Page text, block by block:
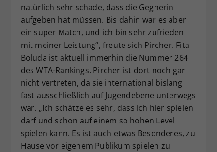
natürlich sehr schade, dass die Gegnerin
aufgeben hat müssen. Bis dahin war es aber
ein super Match, und ich bin sehr zufrieden
mit meiner Leistung“, freute sich Pircher. Fita
Boluda ist aktuell immerhin die Nummer 264
des WTA-Rankings. Pircher ist dort noch gar
nicht vertreten, da sie international bislang
fast ausschließlich auf Jugendebene unterwegs
war. „Ich schätze es sehr, dass ich hier spielen
darf und schon auf einem so hohen Level
spielen kann. Es ist auch etwas Besonderes, zu
Hause vor eigenem Publikum spielen zu